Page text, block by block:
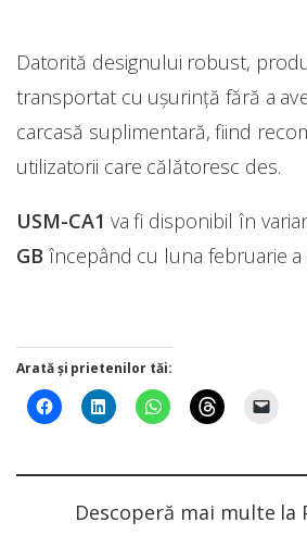
Datorită designului robust,
transportat cu ușurință fără a
carcasă suplimentară, fiind
utilizatorii care călătoresc des.
USM-CA1 va fi disponibil în
GB începând cu luna februarie a
Arată și prietenilor tăi:
Descoperă mai multe la